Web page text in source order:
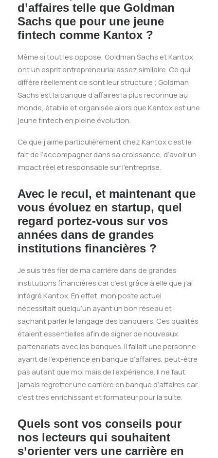
d’affaires telle que Goldman
Sachs que pour une jeune
fintech comme Kantox ?
Même si tout les oppose, Goldman Sachs et Kantox
ont un esprit entrepreneurial assez similaire. Ce qui
diffère réellement ce sont leur structure ; Goldman
Sachs est la banque d’affaires la plus reconnue au
monde, établie et organisée alors que Kantox est une
jeune fintech en pleine évolution.
Ce que j’aime particulièrement chez Kantox c’est le
fait de l’accompagner dans sa croissance, d’avoir un
impact réel et responsable sur l’entreprise.
Avec le recul, et maintenant que
vous évoluez en startup, quel
regard portez-vous sur vos
années dans de grandes
institutions financières ?
Je suis très fier de ma carrière dans de grandes
institutions financières car c’est grâce à elle que j’ai
intégré Kantox. En effet, mon poste actuel
nécessitait quelqu’un ayant un bon réseau et
sachant parler le langage des banquiers. Ces qualités
étaient essentielles afin de signer de nouveaux
partenariats avec les banques. Il fallait une personne
ayant de l’expérience en banque d’affaires, peut-être
pas autant que moi mais de l’expérience. Il ne faut
jamais regretter une carrière en banque d’affaires car
c’est très enrichissant et formateur pour la suite.
Quels sont vos conseils pour
nos lecteurs qui souhaitent
s’orienter vers une carrière en